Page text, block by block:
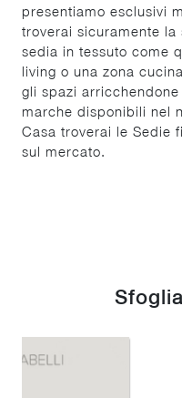
presentiamo esclusivi
troverai sicuramente la
sedia in tessuto come
living o una zona
gli spazi
marche disponibili nel
Casa troverai le Sedie
sul mercato.